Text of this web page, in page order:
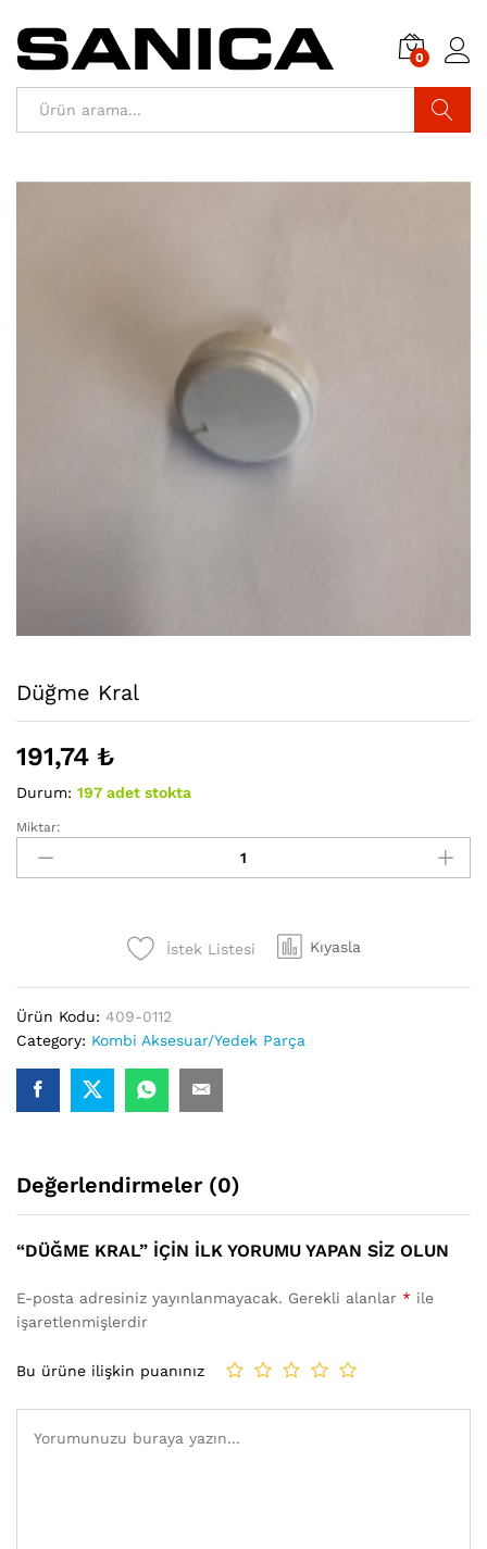
0
Düğme Kral
191,74 ₺
Durum: 197 adet stokta
Düğme
Kral
adet
Miktar:
İstek Listesi Kıyasla
Ürün Kodu: 409-0112
Category: Kombi Aksesuar/Yedek Parça
Değerlendirmeler (0)
“DÜĞME KRAL” IÇIN ILK YORUMU YAPAN SIZ OLUN
E-posta adresiniz yayınlanmayacak. Gerekli alanlar * ile
işaretlenmişlerdir
Bu ürüne ilişkin puanınız